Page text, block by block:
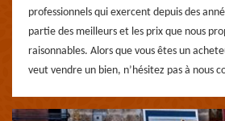
professionnels qui exercent depuis des
partie des meilleurs et les prix que nous
raisonnables. Alors que vous êtes un
veut vendre un bien, n’hésitez pas à nous